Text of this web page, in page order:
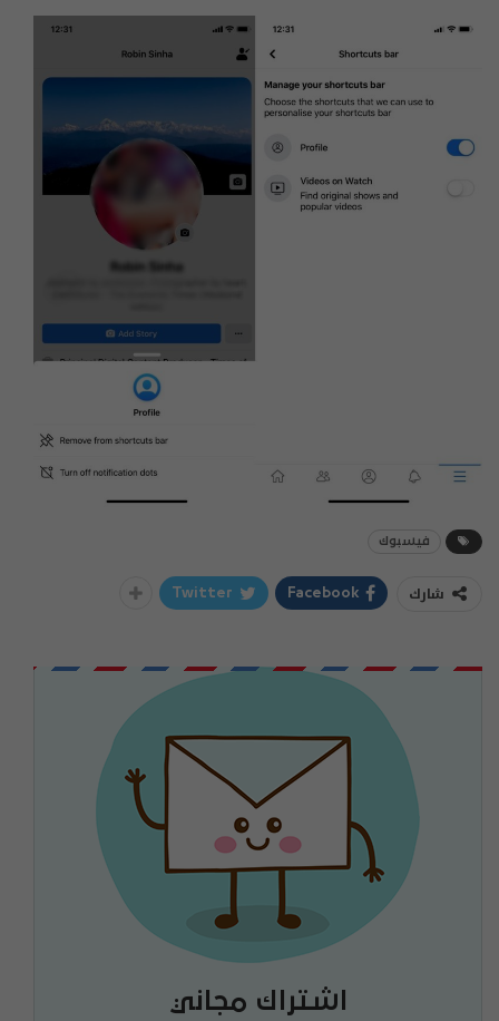
فيسبوك
شارك Facebook
Twitter
اشتراك مجاني